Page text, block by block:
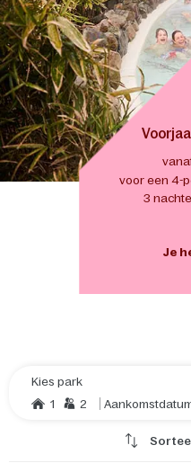
voor een 4-
3
Je
Kies park
1
2